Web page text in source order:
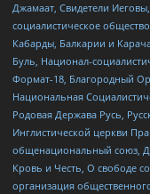
Джамаат, Свидетели
социалистическое
Кабарды, Балкарии и
Буль, Национал-
Формат-18, Благородный
Национальная
Родовая Держава Русь,
Инглистической церкви
общенациональный союз,
Кровь и Честь, О свободе
организация